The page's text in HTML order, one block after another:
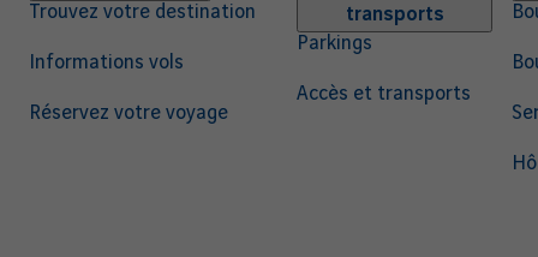
principale
Trouvez votre destination
Informations vols
Réservez votre voyage
transports
Parkings
Accès et transports